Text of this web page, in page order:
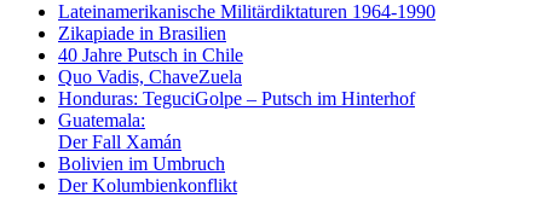
Lateinamerikanische Militärdiktaturen 1964-1990
Zikapiade in Brasilien
40 Jahre Putsch in Chile
Quo Vadis, ChaveZuela
Honduras: TeguciGolpe – Putsch im Hinterhof
Guatemala:
Der Fall Xamán
Bolivien im Umbruch
Der Kolumbienkonflikt